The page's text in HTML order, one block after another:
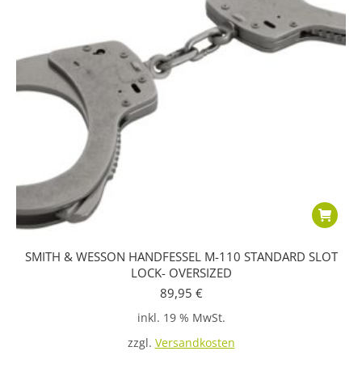
SMITH & WESSON HANDFESSEL M-110 STANDARD SLOT
LOCK- OVERSIZED
89,95 €
inkl. 19 % MwSt.
zzgl. Versandkosten